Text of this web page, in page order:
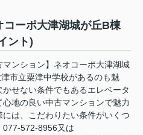
コーポ大津湖城が丘B棟
ント)
ンション】ネオコーポ大津湖城
市立粟津中学校があるのも魅
せない条件でもあるエレベータ
地の良い中古マンションで魅力
は、こだわりたい条件がいくつ
077-572-8956又は